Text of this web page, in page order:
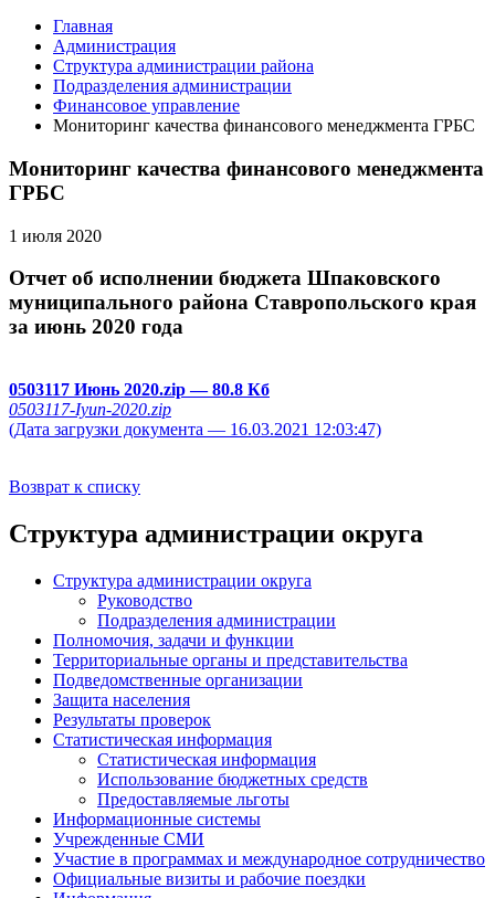
Главная
Администрация
Структура администрации района
Подразделения администрации
Финансовое управление
Мониторинг качества финансового менеджмента ГРБС
Мониторинг качества финансового менеджмента
ГРБС
1 июля 2020
Отчет об исполнении бюджета Шпаковского
муниципального района Ставропольского края
за июнь 2020 года
0503117 Июнь 2020.zip— 80.8 Кб
0503117-Iyun-2020.zip
(Дата загрузки документа — 16.03.2021 12:03:47)
Возврат к списку
Структура администрации округа
Структура администрации округа
Руководство
Подразделения администрации
Полномочия, задачи и функции
Территориальные органы и представительства
Подведомственные организации
Защита населения
Результаты проверок
Статистическая информация
Статистическая информация
Использование бюджетных средств
Предоставляемые льготы
Информационные системы
Учрежденные СМИ
Участие в программах и международное сотрудничество
Официальные визиты и рабочие поездки